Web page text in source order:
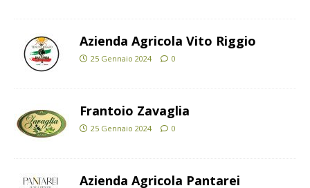
Azienda Agricola Vito Riggio
25 Gennaio 2024 0
Frantoio Zavaglia
25 Gennaio 2024 0
Azienda Agricola Pantarei